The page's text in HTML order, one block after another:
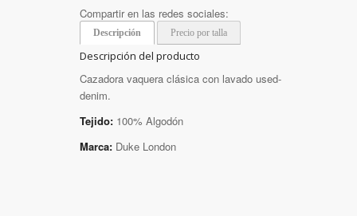
Compartir en las redes sociales:
Descripción Precio por talla
Descripción del producto
Cazadora vaquera clásica con lavado used-
denim.
Tejido: 100% Algodón
Marca: Duke London